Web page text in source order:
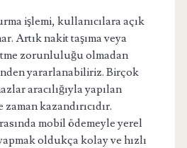
işlemi, kullanıcılara açık
Artık nakit taşıma veya
zorunluluğu olmadan
yararlanabiliriz. Birçok
aracılığıyla yapılan
kazandırıcıdır.
mobil ödemeyle yerel
oldukça kolay ve hızlı